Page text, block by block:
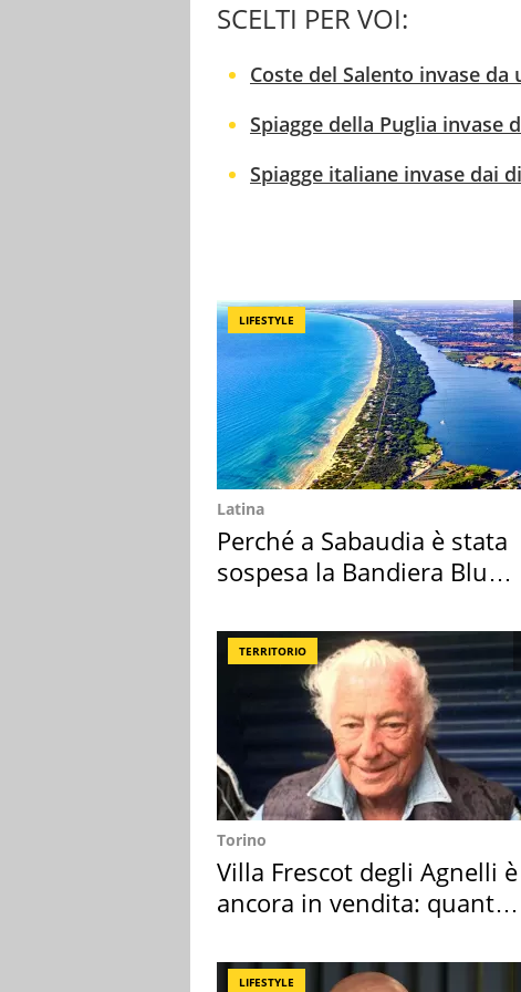
SCELTI PER VOI:
Coste del Salento invase
Spiagge della Puglia
Spiagge italiane invase dai
LIFESTYLE
Latina
Perché a Sabaudia è stata
sospesa la Bandiera Blu
TERRITORIO
Torino
Villa Frescot degli Agnelli è
ancora in vendita: quanto
LIFESTYLE